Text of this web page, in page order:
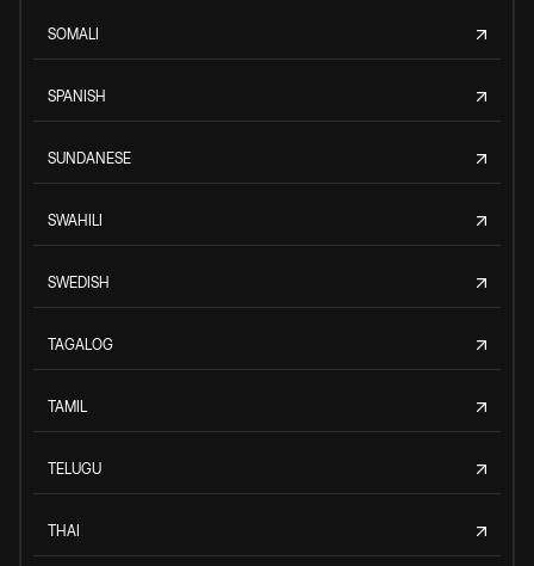
SOMALI
SPANISH
SUNDANESE
SWAHILI
SWEDISH
TAGALOG
TAMIL
TELUGU
THAI